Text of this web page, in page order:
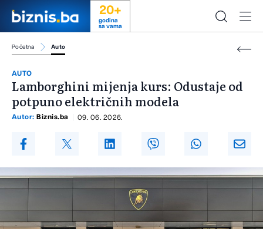
20+
godina
sa vama
Početna Auto
AUTO
Lamborghini mijenja kurs: Odustaje od
potpuno električnih modela
Autor: Biznis.ba 09. 06. 2026.